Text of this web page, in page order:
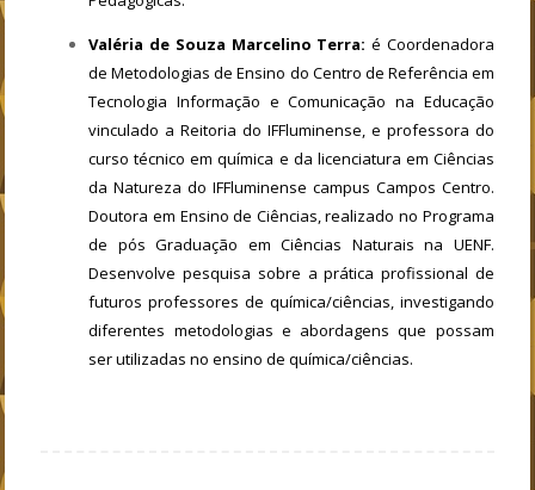
Valéria de Souza Marcelino Terra: é Coordenadora
de Metodologias de Ensino do Centro de Referência em
Tecnologia Informação e Comunicação na Educação
vinculado a Reitoria do IFFluminense, e professora do
curso técnico em química e da licenciatura em Ciências
da Natureza do IFFluminense campus Campos Centro.
Doutora em Ensino de Ciências, realizado no Programa
de pós Graduação em Ciências Naturais na UENF.
Desenvolve pesquisa sobre a prática profissional de
futuros professores de química/ciências, investigando
diferentes metodologias e abordagens que possam
ser utilizadas no ensino de química/ciências.